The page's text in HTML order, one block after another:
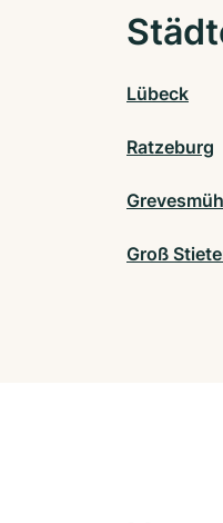
Lübeck
Ratzeburg
Groß